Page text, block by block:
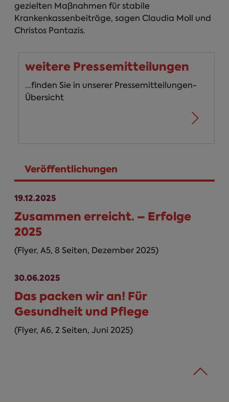
gezielten Maßnahmen für stabile
Krankenkassenbeiträge, sagen Claudia Moll und
Christos Pantazis.
weitere Pressemitteilungen
...finden Sie in unserer Pressemitteilungen-
Übersicht
Veröffentlichungen
19.12.2025
Zusammen erreicht. – Erfolge
2025
(Flyer, A5, 8 Seiten, Dezember 2025)
30.06.2025
Das packen wir an! Für
Gesundheit und Pflege
(Flyer, A6, 2 Seiten, Juni 2025)